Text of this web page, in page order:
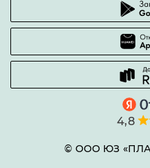
4,8
© ООО ЮЗ